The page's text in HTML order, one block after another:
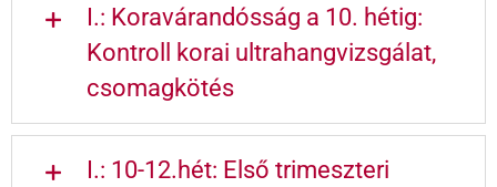
I.: Koravárandósság a 10. hétig:
Kontroll korai ultrahangvizsgálat,
csomagkötés
I.: 10-12.hét: Első trimeszteri